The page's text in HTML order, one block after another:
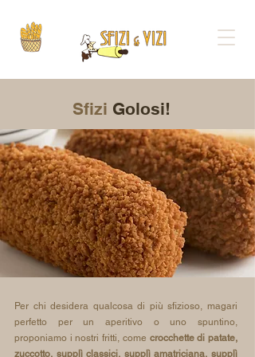
Sfizi Golosi!
Per chi desidera qualcosa di più sfizioso, magari
perfetto per un aperitivo o uno spuntino,
proponiamo i nostri fritti, come crocchette di patate,
zuccotto, supplì classici, supplì amatriciana, supplì